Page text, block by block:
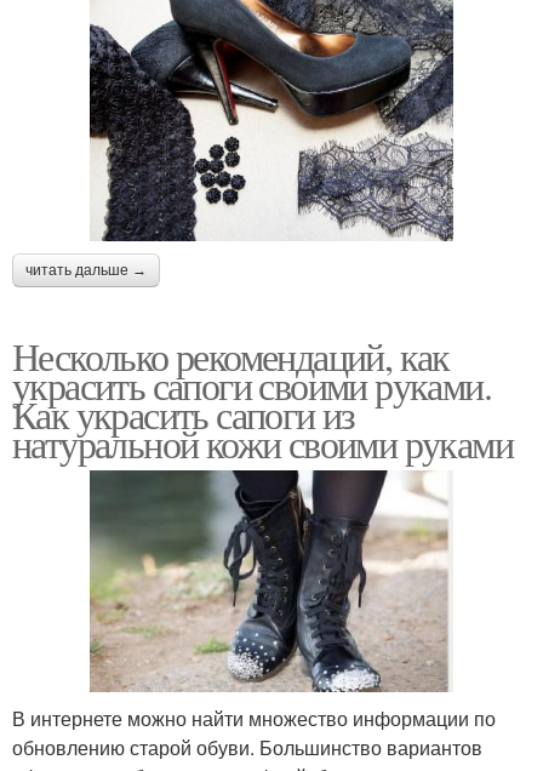
читать дальше →
Несколько рекомендаций, как
украсить сапоги своими руками.
Как украсить сапоги из
натуральной кожи своими руками
В интернете можно найти множество информации по
обновлению старой обуви. Большинство вариантов